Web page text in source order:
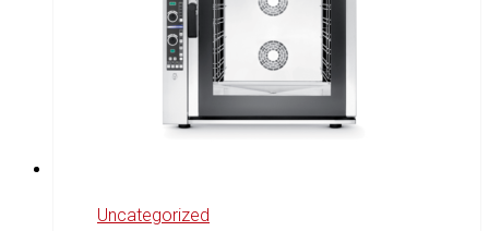
Uncategorized